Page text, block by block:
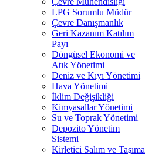
LPG Sorumlu Müdür
Çevre Danışmanlık
Geri Kazanım Katılım
Payı
Döngüsel Ekonomi ve
Atık Yönetimi
Deniz ve Kıyı Yönetimi
Hava Yönetimi
İklim Değişikliği
Kimyasallar Yönetimi
Su ve Toprak Yönetimi
Depozito Yönetim
Sistemi
Kirletici Salım ve Taşıma